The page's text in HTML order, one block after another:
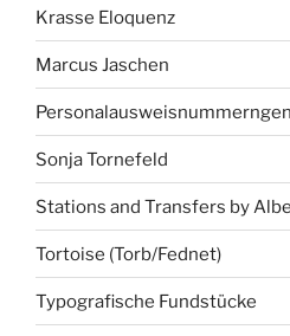
Krasse Eloquenz
Marcus Jaschen
Sonja Tornefeld
Stations and Transfers by
Tortoise (Torb/Fednet)
Typografische Fundstücke